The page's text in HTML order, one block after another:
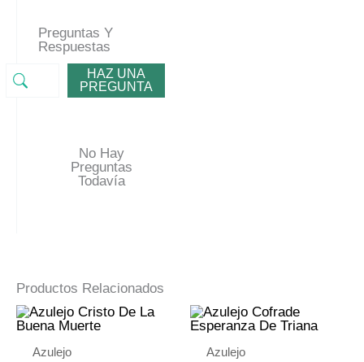
Preguntas Y
Respuestas
HAZ UNA
PREGUNTA
No Hay
Preguntas
Todavía
Productos Relacionados
Azulejo Azulejo